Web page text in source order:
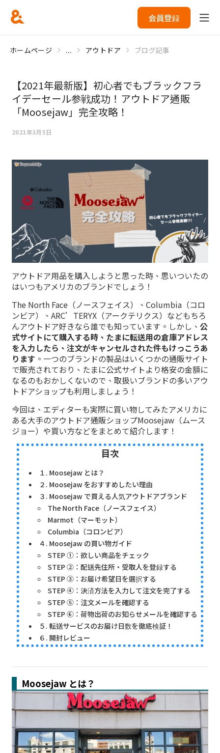
会員登録
ホームページ ... アウトドア ブログ記事
【2021年最新版】初心者でもブラックフラ
イデーセール参戦成功！アウトドア通販
「Moosejaw」完全攻略！
2021年3月5日
アウトドア用品を購入しようと思った時、思いついたの
はいつもアメリカのブランドでしょう！
The North Face（ノースフェイス）、Columbia（コロ
ンビア）、ARC’TERYX（アークテリクス）などもちろ
んアウトドア好きなら誰でも知っています。しかし、 公
式サイトにて購入する時、たまに転送用の倉庫アドレス
を入力したら、注文がキャンセルされた件もけっこうあ
ります 。一つのブランドの製品はいくつかの通販サイト
で販売されており、たまに公式サイトより格安の金額に
なるのもおかしくないので、取扱いブランドの多いアウ
トドアショップも利用しましょう！
今回は、エディターも実際に買い物してみたアメリカに
ある大手のアウトドア通販ショップMoosejaw（ムース
ジョー）や買い方などをまとめて紹介します！
目次
１. Moosejaw とは？
２. Moosejaw をおすすめしたい理由
３. Moosejaw で買える人気アウトドアブランド
The North Face（ノースフェイス）
Marmot（マーモット）
Columbia（コロンビア）
４. Moosejaw の買い物ガイド
STEP ①：欲しい商品をチェック
STEP ②：配送先住所・受取人を登録する
STEP ③：お届け希望日を選択する
STEP ④：決済方法を入力して注文を完了する
STEP ⑤：注文メールを確認する
STEP ⑥：荷物出荷のお知らせメールを確認する
５. 転送サービスのお届け日数を徹底検証！
６. 開封レビュー
Moosejaw とは？